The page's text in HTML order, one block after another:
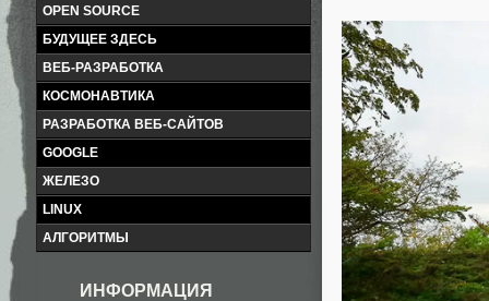
OPEN SOURCE
БУДУЩЕЕ ЗДЕСЬ
ВЕБ-РАЗРАБОТКА
КОСМОНАВТИКА
РАЗРАБОТКА ВЕБ-САЙТОВ
GOOGLE
ЖЕЛЕЗО
LINUX
АЛГОРИТМЫ
ИНФОРМАЦИЯ